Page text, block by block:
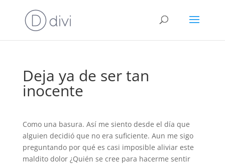
Deja ya de ser tan
inocente
Como una basura. Así me siento desde el día que
alguien decidió que no era suficiente. Aun me sigo
preguntando por qué es casi imposible aliviar este
maldito dolor ¿Quién se cree para hacerme sentir